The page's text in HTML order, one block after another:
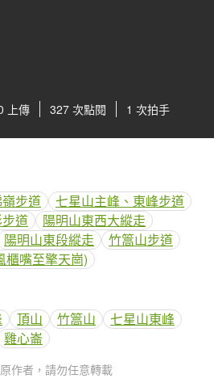
上傳 327 次點閱 1 次拍手
步道
七星山主峰、東峰步道
道
陽明山東西大縱走
陽明山東段縱走
竹篙山步道
櫃嘴至擎天崗)
頂山 竹篙山
七星山東峰
雞心崙
作者，請勿任意轉載